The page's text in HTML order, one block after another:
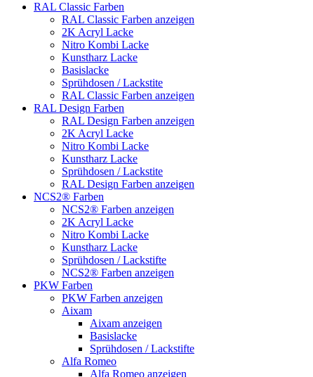
RAL Classic Farben
RAL Classic Farben anzeigen
2K Acryl Lacke
Nitro Kombi Lacke
Kunstharz Lacke
Basislacke
Sprühdosen / Lackstite
RAL Classic Farben anzeigen
RAL Design Farben
RAL Design Farben anzeigen
2K Acryl Lacke
Nitro Kombi Lacke
Kunstharz Lacke
Sprühdosen / Lackstite
RAL Design Farben anzeigen
NCS2® Farben
NCS2® Farben anzeigen
2K Acryl Lacke
Nitro Kombi Lacke
Kunstharz Lacke
Sprühdosen / Lackstifte
NCS2® Farben anzeigen
PKW Farben
PKW Farben anzeigen
Aixam
Aixam anzeigen
Basislacke
Sprühdosen / Lackstifte
Alfa Romeo
Alfa Romeo anzeigen